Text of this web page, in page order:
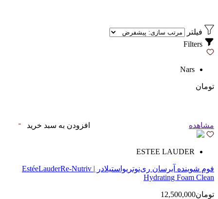
فیلتر
Nars
تومان
مشاهده افزودن به سبد خرید
ESTEE LAUDER
فوم شوینده آبرسان ری‌نوتریواستیلادر | EstéeLauderRe-Nutriv
Hydrating Foam Clean
تومان12,500,000